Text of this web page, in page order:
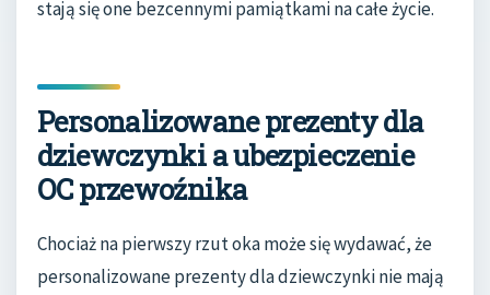
stają się one bezcennymi pamiątkami na całe życie.
Personalizowane prezenty dla
dziewczynki a ubezpieczenie
OC przewoźnika
Chociaż na pierwszy rzut oka może się wydawać, że
personalizowane prezenty dla dziewczynki nie mają